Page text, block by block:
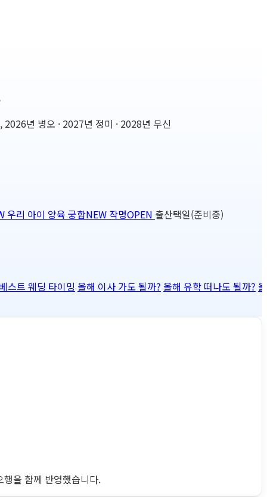
우리 아이 양육 궁합NEW 작명OPEN 출산택일(준비중)
스트 웨딩 타이밍 올해 이사 가도 될까? 올해 유학 떠나도 될까?
년 병오 · 2027년 정미 · 2028년 무신
을 함께 반영했습니다.